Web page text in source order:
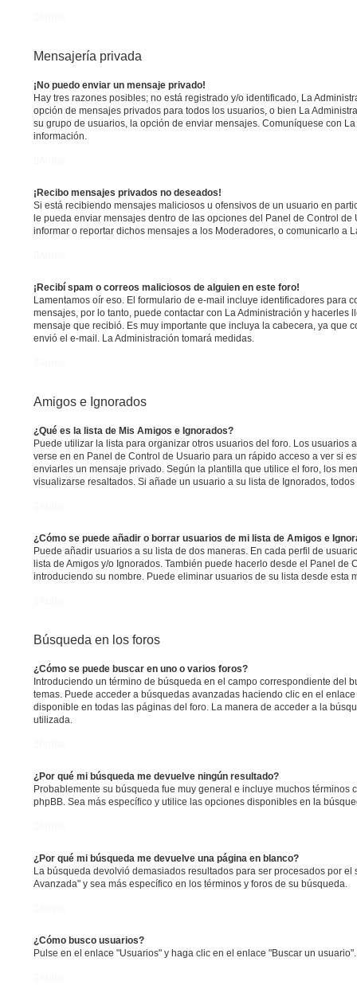
Mensajería privada
¡No puedo enviar un mensaje privado!
Hay tres razones posibles; no está registrado y/o identificado, La
opción de mensajes privados para todos los usuarios, o bien La
su grupo de usuarios, la opción de enviar mensajes. Comuníquese con
información.
¡Recibo mensajes privados no deseados!
Si está recibiendo mensajes maliciosos u ofensivos de un usuario en
le pueda enviar mensajes dentro de las opciones del Panel de Control
informar o reportar dichos mensajes a los Moderadores, o comunicarlo a
¡Recibí spam o correos maliciosos de alguien en este foro!
Lamentamos oír eso. El formulario de e-mail incluye identificadores para
mensajes, por lo tanto, puede contactar con La Administración y hacerles
mensaje que recibió. Es muy importante que incluya la cabecera, ya que
envió el e-mail. La Administración tomará medidas.
Amigos e Ignorados
¿Qué es la lista de Mis Amigos e Ignorados?
Puede utilizar la lista para organizar otros usuarios del foro. Los usuarios
verse en en Panel de Control de Usuario para un rápido acceso a ver si
enviarles un mensaje privado. Según la plantilla que utilice el foro, los
visualizarse resaltados. Si añade un usuario a su lista de Ignorados,
¿Cómo se puede añadir o borrar usuarios de mi lista de Amigos e
Puede añadir usuarios a su lista de dos maneras. En cada perfil de
lista de Amigos y/o Ignorados. También puede hacerlo desde el Panel de
introduciendo su nombre. Puede eliminar usuarios de su lista desde esta
Búsqueda en los foros
¿Cómo se puede buscar en uno o varios foros?
Introduciendo un término de búsqueda en el campo correspondiente del
temas. Puede acceder a búsquedas avanzadas haciendo clic en el
disponible en todas las páginas del foro. La manera de acceder a la
utilizada.
¿Por qué mi búsqueda me devuelve ningún resultado?
Probablemente su búsqueda fue muy general e incluye muchos términos
phpBB. Sea más específico y utilice las opciones disponibles en la
¿Por qué mi búsqueda me devuelve una página en blanco?
La búsqueda devolvió demasiados resultados para ser procesados por el
Avanzada" y sea más específico en los términos y foros de su búsqueda.
¿Cómo busco usuarios?
Pulse en el enlace "Usuarios" y haga clic en el enlace "Buscar un usuario".